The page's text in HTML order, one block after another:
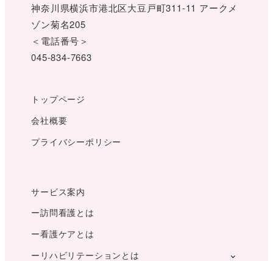
神奈川県横浜市港北区大豆戸町311-11 アークメ
ゾン菊名205
＜電話番号＞
045-834-7663
トップページ
会社概要
プライバシーポリシー
サービス案内
ー訪問看護とは
ー看護ケアとは
ーリハビリテーションとは